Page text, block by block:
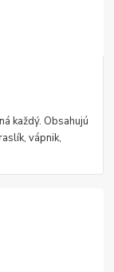
každý. Obsahujú
vápnik,